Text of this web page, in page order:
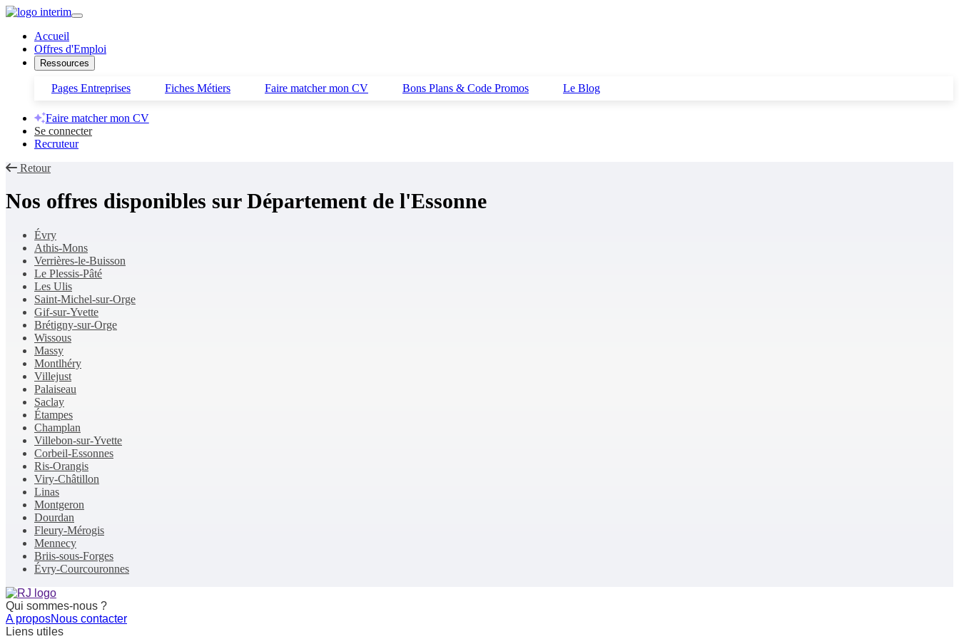
Accueil
Offres d'Emploi
Ressources
Pages Entreprises Fiches Métiers Faire matcher mon CV Bons Plans & Code Promos Le Blog
Faire matcher mon CV
Se connecter
Recruteur
Retour
Nos offres disponibles sur Département de l'Essonne
Évry
Athis-Mons
Verrières-le-Buisson
Le Plessis-Pâté
Les Ulis
Saint-Michel-sur-Orge
Gif-sur-Yvette
Brétigny-sur-Orge
Wissous
Massy
Montlhéry
Villejust
Palaiseau
Saclay
Étampes
Champlan
Villebon-sur-Yvette
Corbeil-Essonnes
Ris-Orangis
Viry-Châtillon
Linas
Montgeron
Dourdan
Fleury-Mérogis
Mennecy
Briis-sous-Forges
Évry-Courcouronnes
Qui sommes-nous ?
A proposNous contacter
Liens utiles